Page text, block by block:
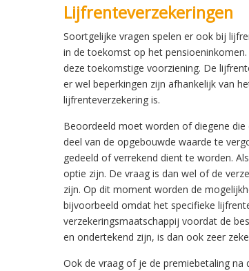
Lijfrenteverzekeringen
Soortgelijke vragen spelen er ook bij
in de toekomst op het
deze toekomstige voorziening. De
er wel beperkingen zijn afhankelijk van
lijfrenteverzekering is.
Beoordeeld moet worden of diegene
deel van de opgebouwde waarde te
gedeeld of verrekend dient te worden.
optie zijn. De vraag is dan wel of de
zijn. Op dit moment worden de
bijvoorbeeld omdat het specifieke
verzekeringsmaatschappij voordat de
en ondertekend zijn, is dan ook zeer
Ook de vraag of je de premiebetaling